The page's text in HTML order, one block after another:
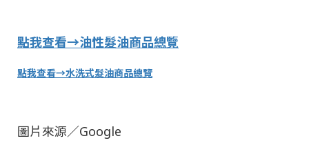
點我查看→油性髮油商品總覽
點我查看→水洗式髮油商品總覽
圖片來源／Google